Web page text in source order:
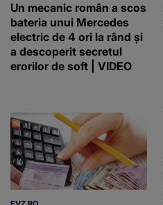
Un mecanic român a scos
bateria unui Mercedes
electric de 4 ori la rând și
a descoperit secretul
erorilor de soft | VIDEO